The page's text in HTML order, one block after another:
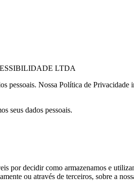
LTDA
Nossa Política de
seus dados pessoais.
decidir como armazenamos e
ou através de terceiros, sobre a